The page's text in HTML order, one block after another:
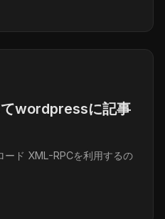
wordpressに記事
ード XML-RPCを利用するの